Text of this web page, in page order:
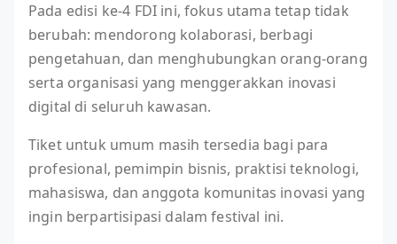
Pada edisi ke-4 FDI ini, fokus utama tetap tidak
berubah: mendorong kolaborasi, berbagi
pengetahuan, dan menghubungkan orang-orang
serta organisasi yang menggerakkan inovasi
digital di seluruh kawasan.
Tiket untuk umum masih tersedia bagi para
profesional, pemimpin bisnis, praktisi teknologi,
mahasiswa, dan anggota komunitas inovasi yang
ingin berpartisipasi dalam festival ini.